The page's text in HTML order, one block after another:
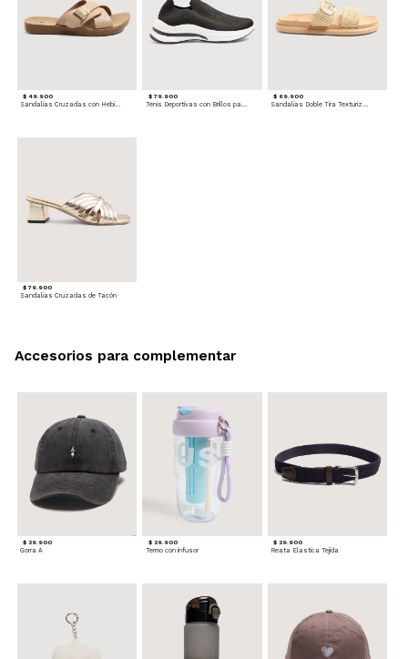
$ 49.900
Sandalias Cruzadas con Hebilla
$ 79.900
Tenis Deportivas con Brillos para mujer
$ 69.900
Sandalias Doble Tira Texturizada
$ 79.900
Sandalias Cruzadas de Tacón
$ 29.900
Gorra A
$ 29.900
Termo con infusor
$ 29.900
Reata Elastica Tejida
Accesorios para complementar